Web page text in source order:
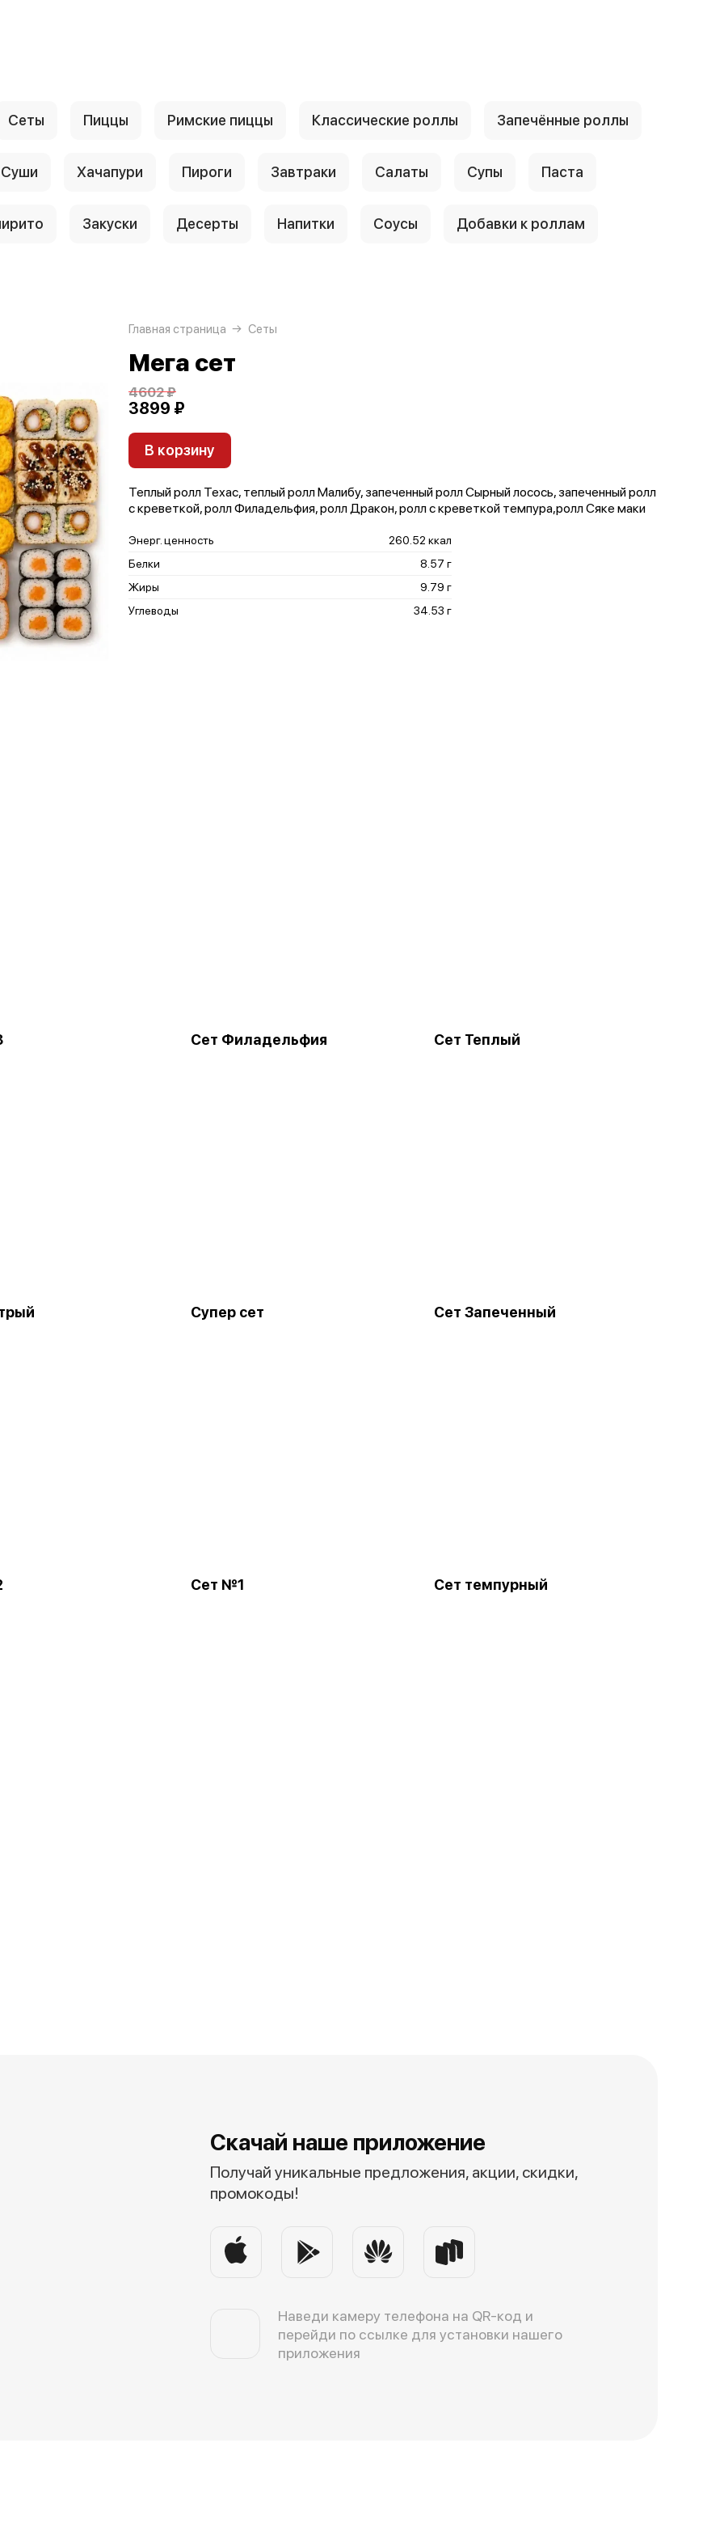
Сеты Пиццы Римские пиццы Классические роллы Запечённые роллы
Суши Хачапури Пироги Завтраки Салаты Супы Паста
Закуски Десерты Напитки Соусы Добавки к роллам
Главная страница Сеты
Мега сет
4602 ₽
3899 ₽
В корзину
Теплый ролл Техас, теплый ролл Малибу, запеченный ролл Сырный лосось, запеченный ролл
с креветкой, ролл Филадельфия, ролл Дракон, ролл с креветкой темпура,ролл Сяке маки
Энерг. ценность
260.52 ккал
Белки
8.57 г
Жиры
9.79 г
Углеводы
34.53 г
Сет Филадельфия Сет Теплый
Супер сет Сет Запеченный
Сет №1 Сет темпурный
Скачай наше приложение
Получай уникальные предложения, акции, скидки,
промокоды!
Наведи камеру телефона на QR-код и
перейди по ссылке для установки нашего
приложения